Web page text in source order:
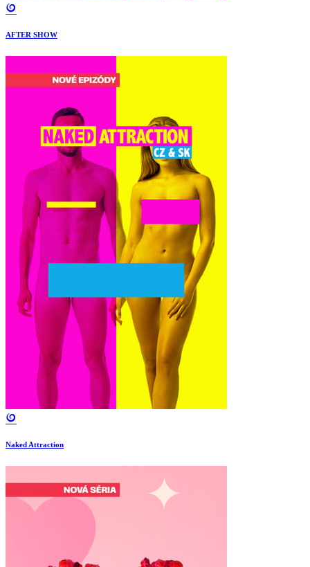
AFTER SHOW
Naked Attraction